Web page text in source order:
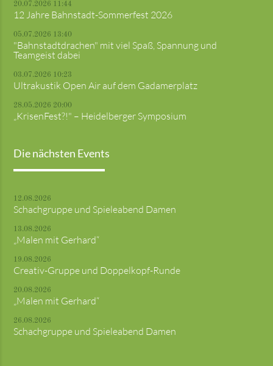
20.07.2026 11:44
12 Jahre Bahnstadt-Sommerfest 2026
05.07.2026 13:40
"Bahnstadtdrachen" mit viel Spaß, Spannung und
Teamgeist dabei
03.07.2026 10:23
Ultrakustik Open Air auf dem Gadamerplatz
28.05.2026 20:00
„KrisenFest?!" – Heidelberger Symposium
Die nächsten Events
12.08.2026
Schachgruppe und Spieleabend Damen
13.08.2026
„Malen mit Gerhard“
19.08.2026
Creativ-Gruppe und Doppelkopf-Runde
20.08.2026
„Malen mit Gerhard“
26.08.2026
Schachgruppe und Spieleabend Damen